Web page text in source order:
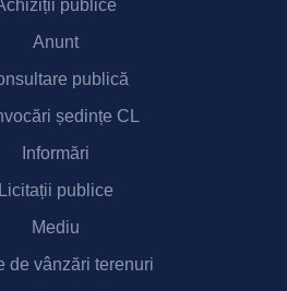
publice
Anunt
publică
ședințe CL
Informări
Licitații publice
Mediu
de vânzări terenuri